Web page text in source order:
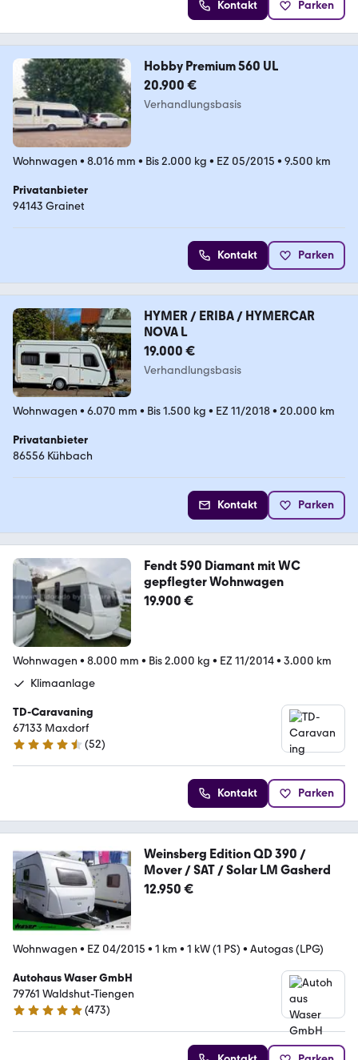
Kontakt Parken
Hobby Premium 560 UL
20.900 €
Verhandlungsbasis
Wohnwagen • 8.016 mm • Bis 2.000 kg • EZ 05/2015 • 9.500 km
Privatanbieter
94143 Grainet
Kontakt Parken
HYMER / ERIBA / HYMERCAR
NOVA L
19.000 €
Verhandlungsbasis
Wohnwagen • 6.070 mm • Bis 1.500 kg • EZ 11/2018• 20.000 km
Privatanbieter
86556 Kühbach
Kontakt Parken
Fendt 590 Diamant mit WC
gepflegter Wohnwagen
19.900 €
Wohnwagen • 8.000 mm • Bis 2.000 kg • EZ 11/2014• 3.000 km
Klimaanlage
TD-Caravaning
67133 Maxdorf
4.7 Sterne
(52)
Kontakt Parken
Weinsberg Edition QD 390 /
Mover / SAT / Solar LM Gasherd
12.950 €
Wohnwagen • EZ 04/2015 • 1 km • 1 kW (1 PS) • Autogas (LPG)
Autohaus Waser GmbH
79761 Waldshut-Tiengen
4.8 Sterne
(473)